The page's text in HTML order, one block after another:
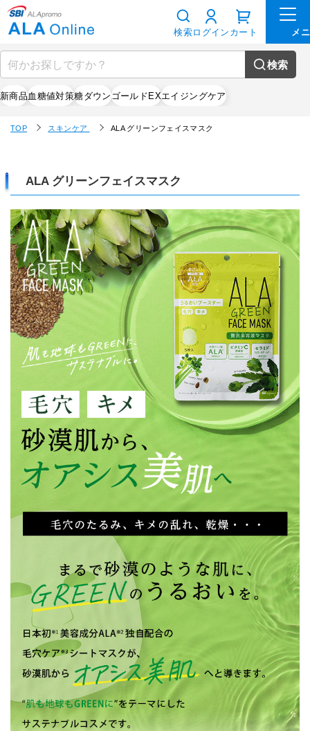
検索
新商品血糖値対策糖ダウンゴールドEXエイジングケア
検索ログイン カート
TOP スキンケア ALA グリーンフェイスマスク
ALA グリーンフェイスマスク